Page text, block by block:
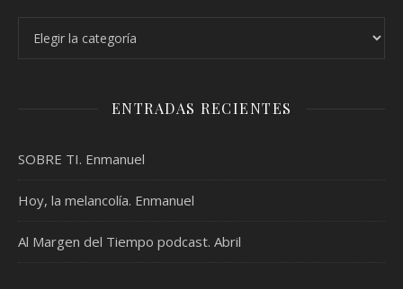
ENTRADAS RECIENTES
SOBRE TI. Enmanuel
Hoy, la melancolía. Enmanuel
Al Margen del Tiempo podcast. Abril